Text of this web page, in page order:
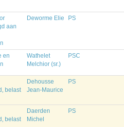
aan
Deworme Elie PS
en
Wathelet
Melchior (sr.)
PSC
belast
Dehousse
Jean-Maurice
PS
belast
Daerden
Michel
PS